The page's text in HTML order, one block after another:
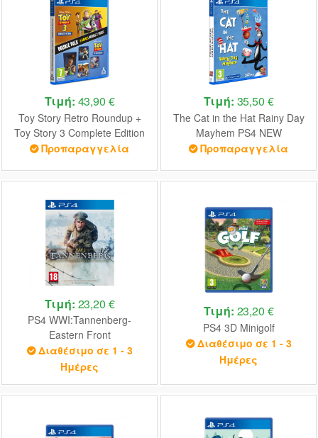
Τιμή: 43,90 €
Toy Story Retro Roundup +
Toy Story 3 Complete Edition
Double Pack PS4 NEW
Προπαραγγελία
Τιμή: 35,50 €
The Cat in the Hat Rainy Day
Mayhem PS4 NEW
Προπαραγγελία
Τιμή: 23,20 €
PS4 WWI:Tannenberg-
Eastern Front
Διαθέσιμο σε 1 - 3
Ημέρες
Τιμή: 23,20 €
PS4 3D Minigolf
Διαθέσιμο σε 1 - 3
Ημέρες